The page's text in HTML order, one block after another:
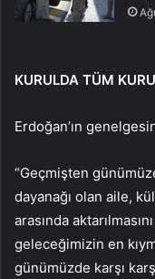
KURULDA TÜM
Erdoğan’ın
“Geçmişten
dayanağı olan aile,
arasında
geleceğimizin en
günümüzde karşı